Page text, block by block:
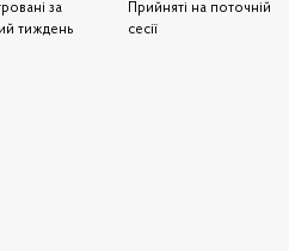
за
тиждень
Прийняті на поточній
сесії